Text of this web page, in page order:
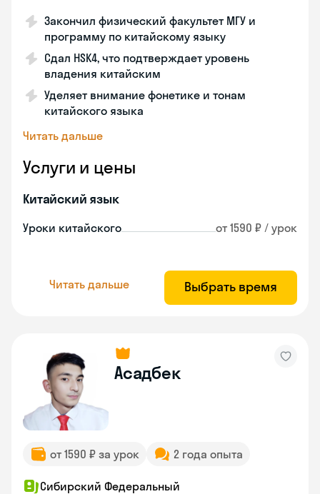
Закончил физический факультет МГУ и
программу по китайскому языку
Сдал HSK4, что подтверждает уровень
владения китайским
Уделяет внимание фонетике и тонам
китайского языка
Читать дальше
Услуги и цены
Китайский язык
Уроки китайского от 1590 ₽ / урок
Читать дальше Выбрать время
Асадбек
от 1590 ₽ за урок 2 года опыта
Сибирский Федеральный